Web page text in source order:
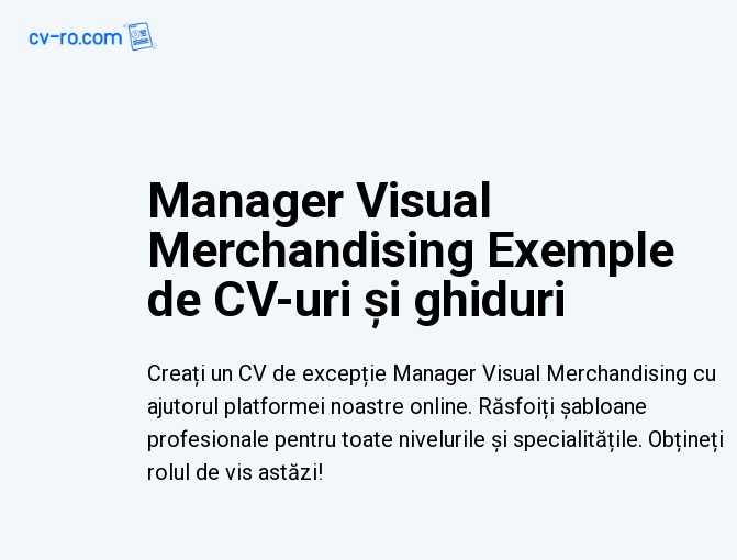
Manager Visual
Merchandising Exemple
de CV-uri și ghiduri
Creați un CV de excepție Manager Visual Merchandising cu
ajutorul platformei noastre online. Răsfoiți șabloane
profesionale pentru toate nivelurile și specialitățile. Obțineți
rolul de vis astăzi!